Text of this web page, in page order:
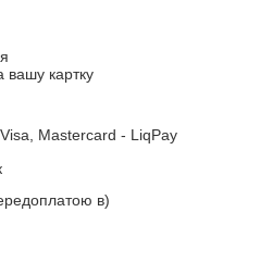
вашу картку
Mastercard - LiqPay
в)